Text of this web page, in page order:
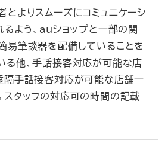
とよりスムーズにコミュニケーシ
るよう、auショップと一部の関
易筆談器を配備していることを
る他、手話接客対応が可能な店
隔手話接客対応が可能な店舗一
スタッフの対応可の時間の記載